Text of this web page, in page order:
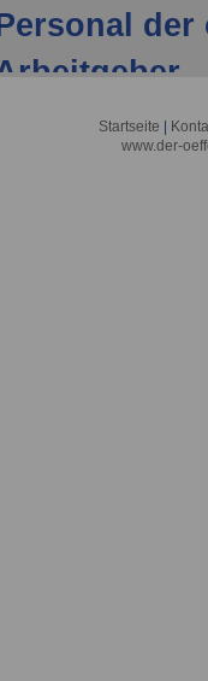
Arbeitgeber
Zahlen,Startseite
www.der-